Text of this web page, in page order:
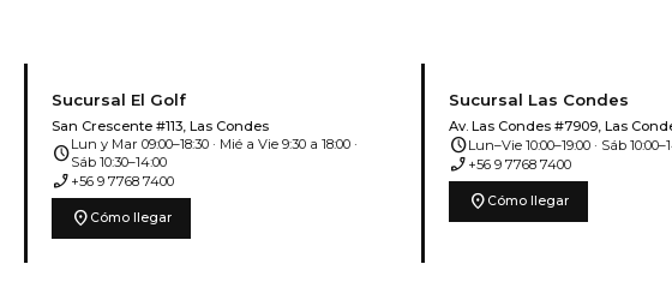
Sucursal El Golf
San Crescente #113, Las Condes
scheduleLun y Mar 09:00–18:30 · Mié a Vie 9:30 a 18:00 ·
Sáb 10:30–14:00
phone_enabled +56 9 7768 7400
location_on Cómo llegar
Sucursal Las Condes
Av. Las Condes #7909, Las
scheduleLun–Vie 10:00–19:00 · Sáb
phone_enabled +56 9 7768 7400
location_on Cómo llegar